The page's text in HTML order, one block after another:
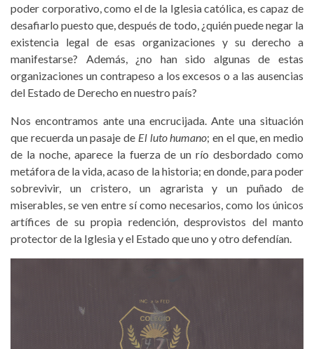
poder corporativo, como el de la Iglesia católica, es capaz de
desafiarlo puesto que, después de todo, ¿quién puede negar la
existencia legal de esas organizaciones y su derecho a
manifestarse? Además, ¿no han sido algunas de estas
organizaciones un contrapeso a los excesos o a las ausencias
del Estado de Derecho en nuestro país?
Nos encontramos ante una encrucijada. Ante una situación
que recuerda un pasaje de El luto humano; en el que, en medio
de la noche, aparece la fuerza de un río desbordado como
metáfora de la vida, acaso de la historia; en donde, para poder
sobrevivir, un cristero, un agrarista y un puñado de
miserables, se ven entre sí como necesarios, como los únicos
artífices de su propia redención, desprovistos del manto
protector de la Iglesia y el Estado que uno y otro defendían.